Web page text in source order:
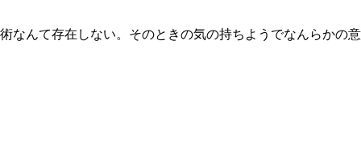
なんて存在しない。そのときの気の持ちようでなんらかの意